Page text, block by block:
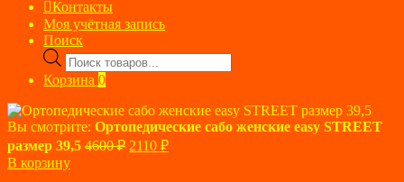
Контакты
Моя учётная запись
Поиск
Поиск
товаров
Корзина 0
Вы смотрите: Ортопедические сабо женские easy STREET
размер 39,5 4600₽ Первоначальная
2110 ₽Текущая
В корзину